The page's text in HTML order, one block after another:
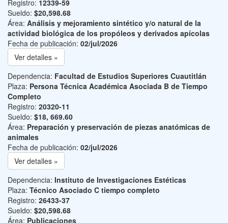
Registro: 12339-59
Sueldo: $20,598.68
Área: Análisis y mejoramiento sintético y/o natural de la
actividad biológica de los propóleos y derivados apícolas
Fecha de publicación: 02/jul/2026
Ver detalles »
Dependencia: Facultad de Estudios Superiores Cuautitlán
Plaza: Persona Técnica Académica Asociada B de Tiempo
Completo
Registro: 20320-11
Sueldo: $18, 669.60
Área: Preparación y preservación de piezas anatómicas de
animales
Fecha de publicación: 02/jul/2026
Ver detalles »
Dependencia: Instituto de Investigaciones Estéticas
Plaza: Técnico Asociado C tiempo completo
Registro: 26433-37
Sueldo: $20,598.68
Área: Publicaciones